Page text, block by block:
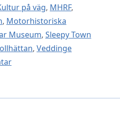
på väg, MHRF,
, Motorhistoriska
Museum, Sleepy Town
, Veddinge